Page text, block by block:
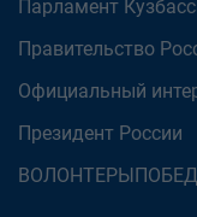
Парламент
Правительство
Официальный
Президент России